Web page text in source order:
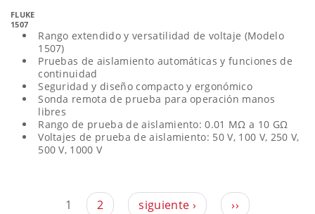
FLUKE
1507
Rango extendido y versatilidad de voltaje (Modelo
1507)
Pruebas de aislamiento automáticas y funciones de
continuidad
Seguridad y diseño compacto y ergonómico
Sonda remota de prueba para operación manos
libres
Rango de prueba de aislamiento: 0.01 MΩ a 10 GΩ
Voltajes de prueba de aislamiento: 50 V, 100 V, 250 V,
500 V, 1000 V
1 2 siguiente › ››